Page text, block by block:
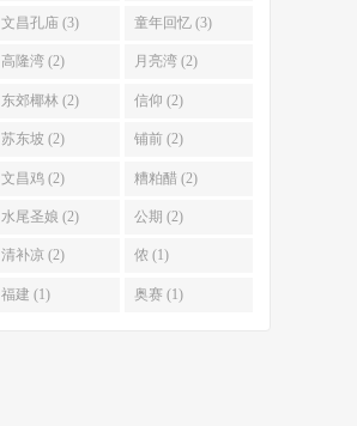
文昌孔庙 (3) 童年回忆 (3)
高隆湾 (2) 月亮湾 (2)
东郊椰林 (2) 信仰 (2)
苏东坡 (2) 铺前 (2)
文昌鸡 (2) 糟粕醋 (2)
水尾圣娘 (2) 公期 (2)
清补凉 (2) 侬 (1)
福建 (1) 奥赛 (1)